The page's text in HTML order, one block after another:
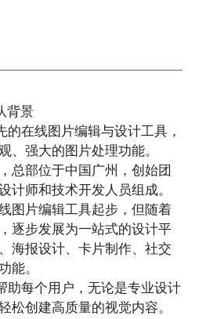
背景
在线图片编辑与设计工具，
、强大的图片处理功能。
总部位于中国广州，创始团
计师和技术开发人员组成。
图片编辑工具起步，但随着
逐步发展为一站式的设计平
海报设计、卡片制作、社交
能。
助每个用户，无论是专业设计
松创建高质量的视觉内容。